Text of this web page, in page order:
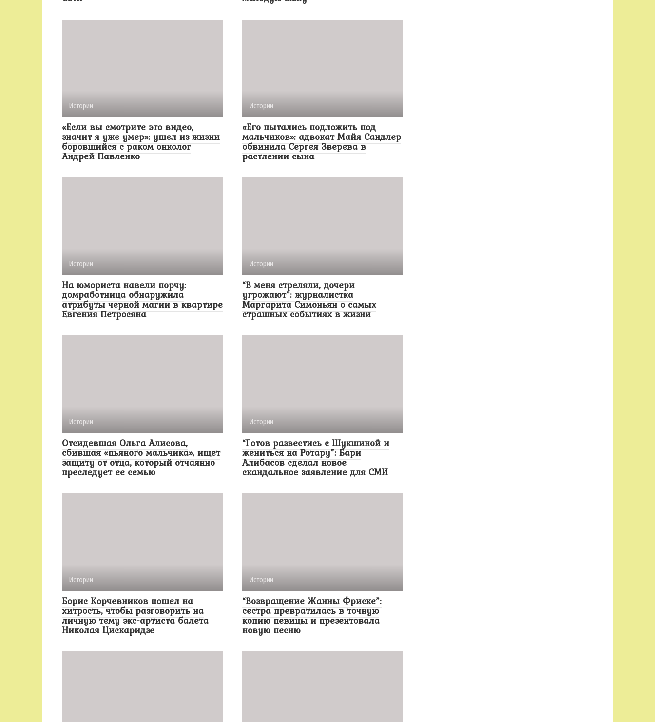
Истории
«Если вы смотрите это видео,
значит я уже умер»: ушел из жизни
боровшийся с раком онколог
Андрей Павленко
Истории
«Его пытались подложить под
мальчиков»: адвокат Майя Сандлер
обвинила Сергея Зверева в
растлении сына
Истории
На юмориста навели порчу:
домработница обнаружила
атрибуты черной магии в квартире
Евгения Петросяна
Истории
“В меня стреляли, дочери
угрожают”: журналистка
Маргарита Симоньян о самых
страшных событиях в жизни
Истории
Отсидевшая Ольга Алисова,
сбившая «пьяного мальчика», ищет
защиту от отца, который отчаянно
преследует ее семью
Истории
“Готов развестись с Шукшиной и
жениться на Ротару”: Бари
Алибасов сделал новое
скандальное заявление для СМИ
Истории
Борис Корчевников пошел на
хитрость, чтобы разговорить на
личную тему экс-артиста балета
Николая Цискаридзе
Истории
“Возвращение Жанны Фриске”:
сестра превратилась в точную
копию певицы и презентовала
новую песню